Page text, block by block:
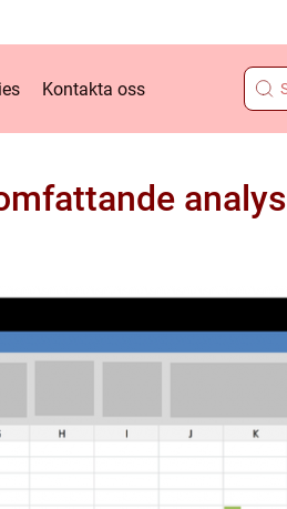
Kontakta oss
analys